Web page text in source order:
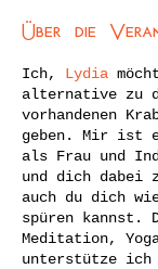
Über die
Ich, Lydia
alternative zu
vorhandenen
geben. Mir ist
als Frau und
und dich dabei
auch du dich
spüren kannst.
Meditation,
unterstütze ich